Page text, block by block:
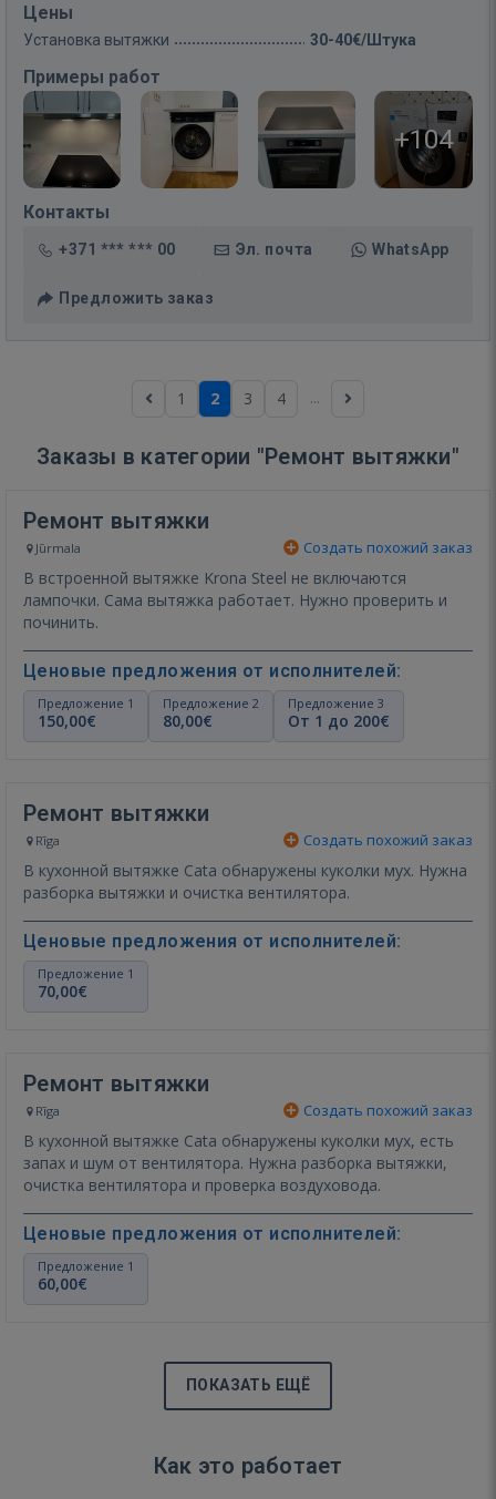
Цены
Установка вытяжки 30-40€/Штука
Примеры работ
+104
Контакты
+371 *** *** 00 Эл. почта WhatsApp
Предложить заказ
1 2 3 4 ...
Заказы в категории "Ремонт вытяжки"
Ремонт вытяжки
Jūrmala Создать похожий заказ
В встроенной вытяжке Krona Steel не включаются
лампочки. Сама вытяжка работает. Нужно проверить и
починить.
Ценовые предложения от исполнителей:
Предложение 1
150,00€
Предложение 2
80,00€
Предложение 3
От 1 до 200€
Ремонт вытяжки
Rīga Создать похожий заказ
В кухонной вытяжке Cata обнаружены куколки мух. Нужна
разборка вытяжки и очистка вентилятора.
Ценовые предложения от исполнителей:
Предложение 1
70,00€
Ремонт вытяжки
Rīga Создать похожий заказ
В кухонной вытяжке Cata обнаружены куколки мух, есть
запах и шум от вентилятора. Нужна разборка вытяжки,
очистка вентилятора и проверка воздуховода.
Ценовые предложения от исполнителей:
Предложение 1
60,00€
ПОКАЗАТЬ ЕЩЁ
Как это работает